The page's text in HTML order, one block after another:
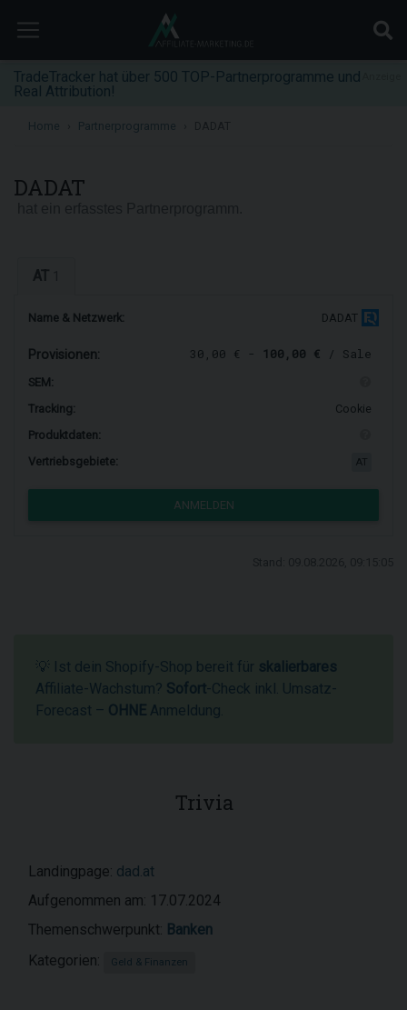
TradeTracker hat über 500 TOP-Partnerprogramme und
Real Attribution!
Home Partnerprogramme
DADAT
AT
Name & Netzwerk: DADAT
Provisionen: 30,00 € - 100,00 € / Sale
SEM:
Tracking:
Cookie
Produktdaten:
Vertriebsgebiete:
AT
ANMELDEN
💡 Ist dein Shopify-Shop bereit für skalierbares
Affiliate-Wachstum? Sofort-Check inkl. Umsatz-
Forecast – OHNE Anmeldung.
Trivia
Landingpage: dad.at
Aufgenommen am: 17.07.2024
Themenschwerpunkt: Banken
Kategorien:
Geld & Finanzen